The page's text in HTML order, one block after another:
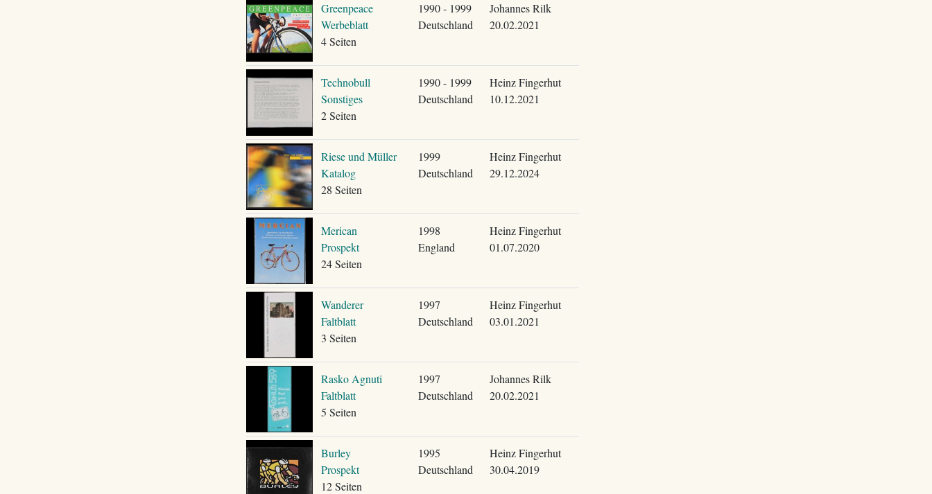
Greenpeace
Werbeblatt
4 Seiten
1990 - 1999
Deutschland
Johannes Rilk
20.02.2021
Technobull
Sonstiges
2 Seiten
1990 - 1999
Deutschland
Heinz Fingerhut
10.12.2021
Riese und Müller
Katalog
28 Seiten
1999
Deutschland
Heinz Fingerhut
29.12.2024
Merican
Prospekt
24 Seiten
1998
England
Heinz Fingerhut
01.07.2020
Wanderer
Faltblatt
3 Seiten
1997
Deutschland
Heinz Fingerhut
03.01.2021
Rasko Agnuti
Faltblatt
5 Seiten
1997
Deutschland
Johannes Rilk
20.02.2021
Burley
Prospekt
12 Seiten
1995
Deutschland
Heinz Fingerhut
30.04.2019